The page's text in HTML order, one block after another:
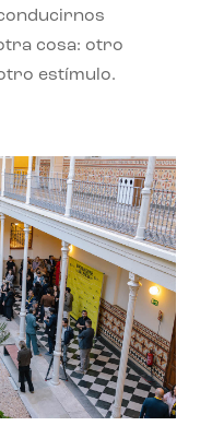
cosa: otro
estímulo.